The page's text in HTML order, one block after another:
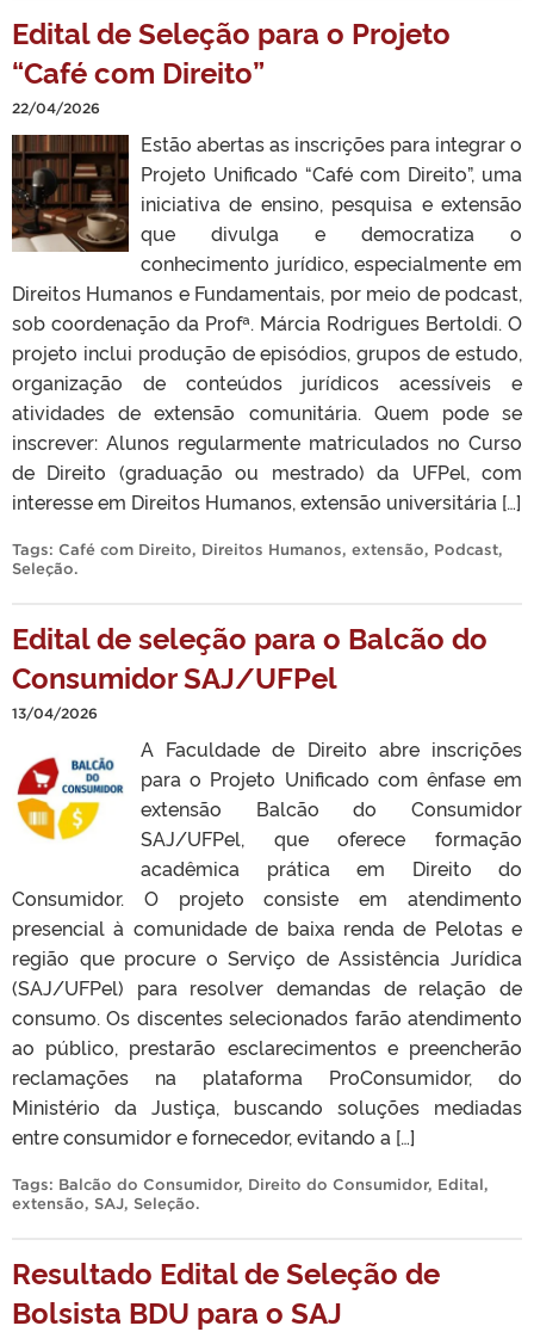
Edital de Seleção para o Projeto
“Café com Direito”
22/04/2026
Estão abertas as inscrições para integrar o
Projeto Unificado “Café com Direito”, uma
iniciativa de ensino, pesquisa e extensão
que divulga e democratiza o
conhecimento jurídico, especialmente em
Direitos Humanos e Fundamentais, por meio de podcast,
sob coordenação da Profª. Márcia Rodrigues Bertoldi. O
projeto inclui produção de episódios, grupos de estudo,
organização de conteúdos jurídicos acessíveis e
atividades de extensão comunitária. Quem pode se
inscrever: Alunos regularmente matriculados no Curso
de Direito (graduação ou mestrado) da UFPel, com
interesse em Direitos Humanos, extensão universitária […]
Tags: Café com Direito, Direitos Humanos, extensão, Podcast,
Seleção.
Edital de seleção para o Balcão do
Consumidor SAJ/UFPel
13/04/2026
A Faculdade de Direito abre inscrições
para o Projeto Unificado com ênfase em
extensão Balcão do Consumidor
SAJ/UFPel, que oferece formação
acadêmica prática em Direito do
Consumidor. O projeto consiste em atendimento
presencial à comunidade de baixa renda de Pelotas e
região que procure o Serviço de Assistência Jurídica
(SAJ/UFPel) para resolver demandas de relação de
consumo. Os discentes selecionados farão atendimento
ao público, prestarão esclarecimentos e preencherão
reclamações na plataforma ProConsumidor, do
Ministério da Justiça, buscando soluções mediadas
entre consumidor e fornecedor, evitando a […]
Tags: Balcão do Consumidor, Direito do Consumidor, Edital,
extensão, SAJ, Seleção.
Resultado Edital de Seleção de
Bolsista BDU para o SAJ